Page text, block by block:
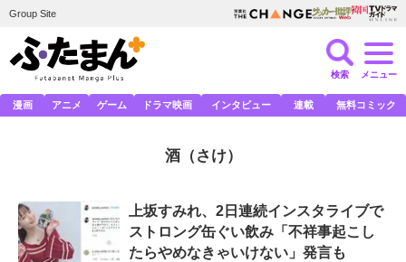
Group Site
検索 メニュー
漫画 アニメ ゲーム ドラマ映画 インタビュー 連載 無料コミック
酒 （さけ）
上坂すみれ、2日連続インスタライブで
ストロング缶ぐい飲み「不祥事起こし
たらやめなきゃいけない」発言も